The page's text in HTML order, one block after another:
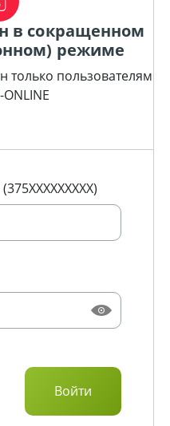
в сокращенном
режиме
только пользователям